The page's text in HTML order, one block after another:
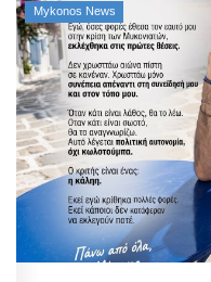
Mykonos News